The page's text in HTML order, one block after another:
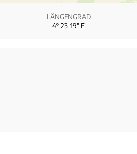
LÄNGENGRAD
4° 23′ 19″ E